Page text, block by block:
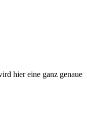
hier eine ganz genaue